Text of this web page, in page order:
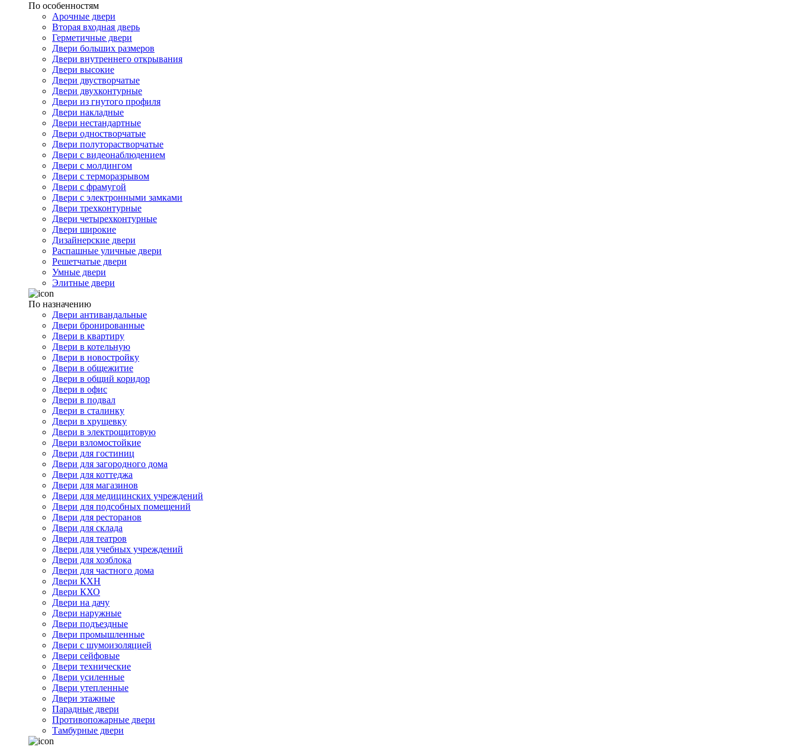
По особенностям
Арочные двери
Вторая входная дверь
Герметичные двери
Двери больших размеров
Двери внутреннего открывания
Двери высокие
Двери двустворчатые
Двери двухконтурные
Двери из гнутого профиля
Двери накладные
Двери нестандартные
Двери одностворчатые
Двери полуторастворчатые
Двери с видеонаблюдением
Двери с молдингом
Двери с терморазрывом
Двери с фрамугой
Двери с электронными замками
Двери трехконтурные
Двери четырехконтурные
Двери широкие
Дизайнерские двери
Распашные уличные двери
Решетчатые двери
Умные двери
Элитные двери
По назначению
Двери антивандальные
Двери бронированные
Двери в квартиру
Двери в котельную
Двери в новостройку
Двери в общежитие
Двери в общий коридор
Двери в офис
Двери в подвал
Двери в сталинку
Двери в хрущевку
Двери в электрощитовую
Двери взломостойкие
Двери для гостиниц
Двери для загородного дома
Двери для коттеджа
Двери для магазинов
Двери для медицинских учреждений
Двери для подсобных помещений
Двери для ресторанов
Двери для склада
Двери для театров
Двери для учебных учреждений
Двери для хозблока
Двери для частного дома
Двери КХН
Двери КХО
Двери на дачу
Двери наружные
Двери подъездные
Двери промышленные
Двери с шумоизоляцией
Двери сейфовые
Двери технические
Двери усиленные
Двери утепленные
Двери этажные
Парадные двери
Противопожарные двери
Тамбурные двери